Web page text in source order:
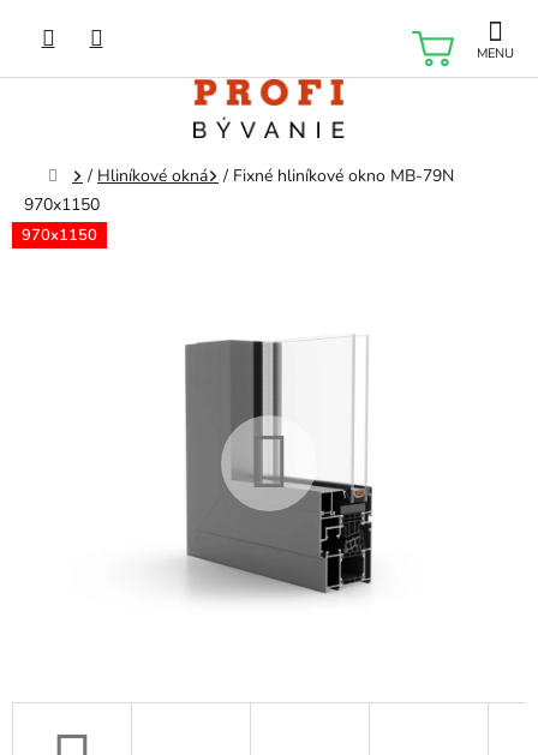
obsah
Domov
/ Hliníkové okná / Fixné hliníkové okno MB-79N
970x1150
970x1150